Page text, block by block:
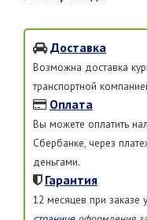
Доставка
Возможна доставка
транспортной
Оплата
Вы можете оплатить
Сбербанке, через
деньгами.
Гарантия
12 месяцев при заказе